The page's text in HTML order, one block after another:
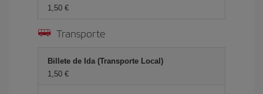
1,50 €
Transporte
Billete de Ida (Transporte Local)
1,50 €